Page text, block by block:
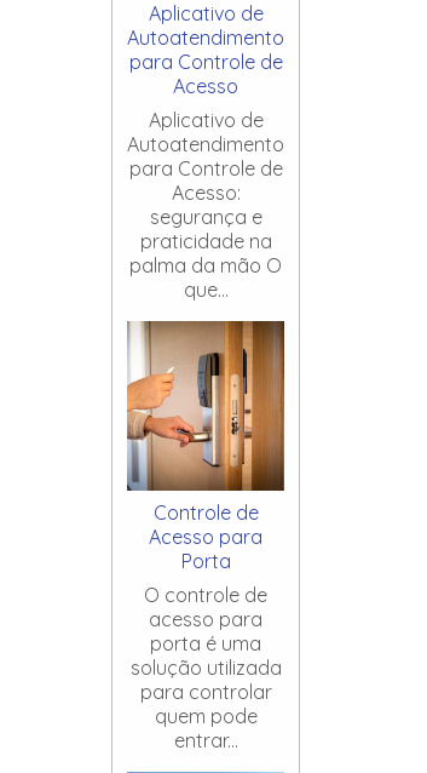
Aplicativo de
Autoatendimento
para Controle de
Acesso
Aplicativo de
Autoatendimento
para Controle de
Acesso:
segurança e
praticidade na
palma da mão O
que...
Controle de
Acesso para
Porta
O controle de
acesso para
porta é uma
solução utilizada
para controlar
quem pode
entrar...